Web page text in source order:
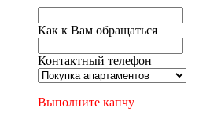
Как к Вам обращаться
Контактный телефон
Выполните капчу